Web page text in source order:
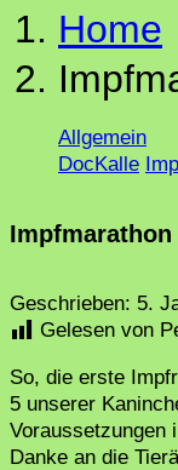
Home
Allgemein
DocKalle
Geschrieben: 5.
Gelesen von
So, die erste
5 unserer
Voraussetzungen
Danke an die